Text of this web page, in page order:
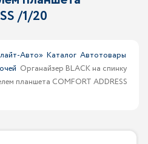
/1/20
Авто» Каталог Автотовары
Органайзер BLACK на спинку
планшета COMFORT ADDRESS